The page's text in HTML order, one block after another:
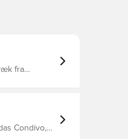
fra
Condivo,